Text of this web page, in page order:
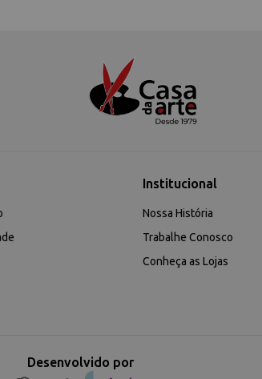
Institucional
Nossa História
Trabalhe Conosco
Conheça as Lojas
Desenvolvido por